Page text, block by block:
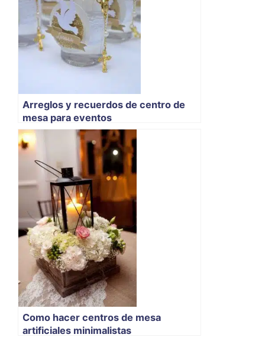
Arreglos y recuerdos de centro de
mesa para eventos
Como hacer centros de mesa
artificiales minimalistas